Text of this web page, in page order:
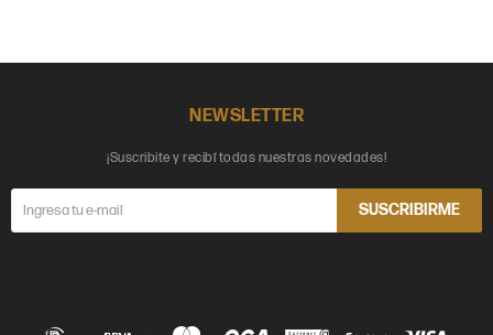
NEWSLETTER
¡Suscribite y recibí todas nuestras novedades!
SUSCRIBIRME